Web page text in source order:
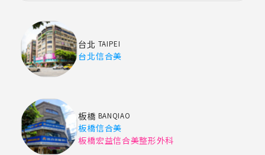
台北 TAIPEI
台北信合美
板橋 BANQIAO
板橋信合美
板橋宏益信合美整形外科